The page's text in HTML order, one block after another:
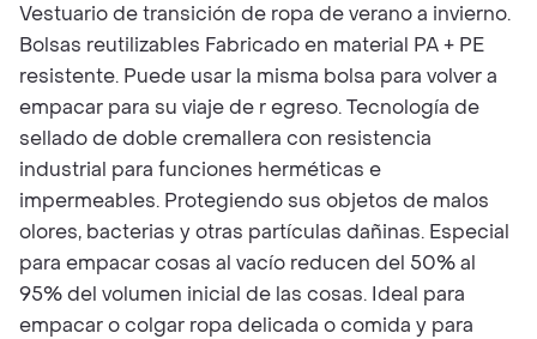
Vestuario de transición de ropa de verano a invierno.
Bolsas reutilizables Fabricado en material PA + PE
resistente. Puede usar la misma bolsa para volver a
empacar para su viaje de r egreso. Tecnología de
sellado de doble cremallera con resistencia
industrial para funciones herméticas e
impermeables. Protegiendo sus objetos de malos
olores, bacterias y otras partículas dañinas. Especial
para empacar cosas al vacío reducen del 50% al
95% del volumen inicial de las cosas. Ideal para
empacar o colgar ropa delicada o comida y para